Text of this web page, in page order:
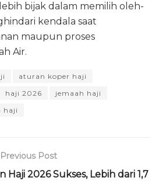
bijak dalam memilih oleh-
kendala saat
maupun proses
Air.
aturan koper haji
haji 2026
jemaah haji
haji
Previous Post
Haji 2026 Sukses, Lebih dari 1,7